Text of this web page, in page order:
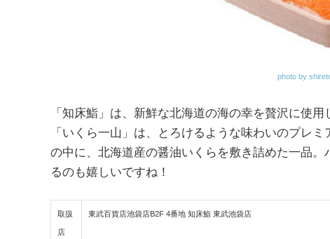
photo by
「知床鮨」は、新鮮な北海道の海の幸を贅沢に使
「いくら一山」は、とろけるような味わいのプレ
の中に、北海道産の醤油いくらを敷き詰めた一品
るのも嬉しいですね！
取扱
店
東武百貨店池袋店B2F 4番地 知床鮨 東武池袋店